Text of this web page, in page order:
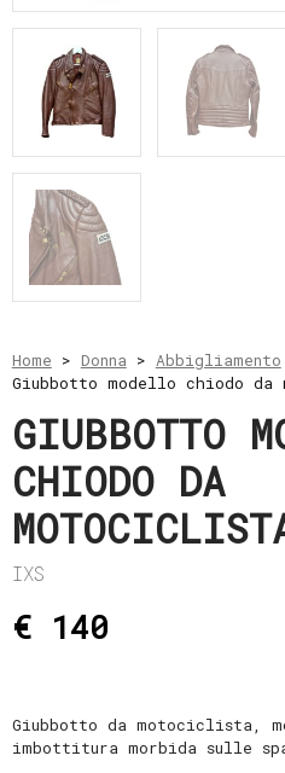
pagamento
Privacy
Policy
Il
account
Home > Donna > Abbigliamento
Giubbotto modello chiodo
GIUBBOTTO
CHIODO DA
IXS
€ 140
Giubbotto da motociclista,
imbottitura morbida sulle